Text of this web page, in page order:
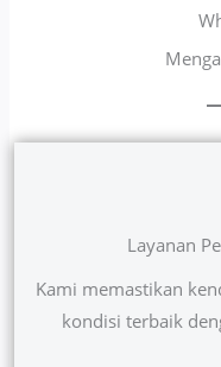
Layanan
Kami memastikan
kondisi terbaik